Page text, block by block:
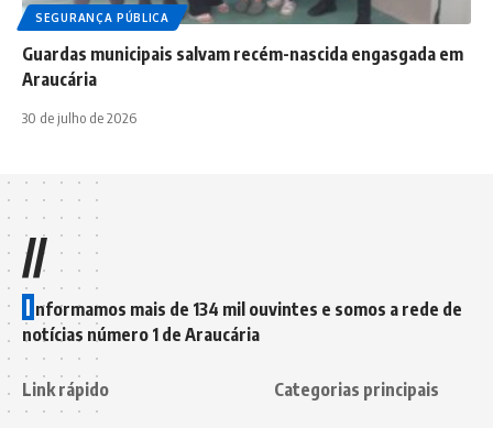
SEGURANÇA PÚBLICA
Guardas municipais salvam recém-nascida engasgada em
Araucária
30 de julho de 2026
//
I nformamos mais de 134 mil ouvintes e somos a rede de
notícias número 1 de Araucária
Link rápido Categorias principais